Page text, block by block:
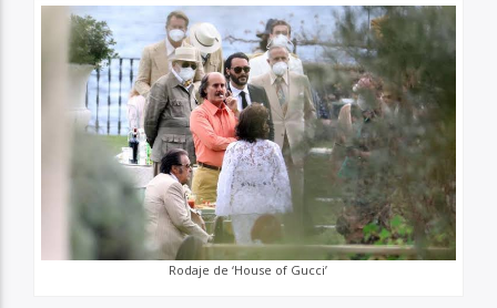
Rodaje de ‘House of Gucci’